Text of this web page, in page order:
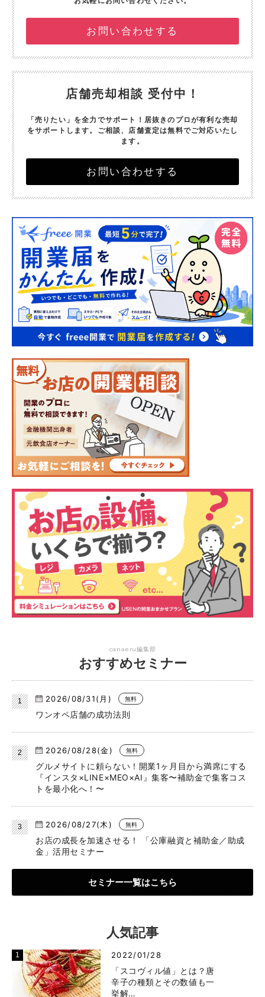
お問い合わせする
店舗売却相談 受付中！
「売りたい」を全力でサポート！ 居抜きのプロが有利な売却
をサポートします。 ご相談、店舗査定は無料でご対応いたし
ます。
お問い合わせする
canaeru編集部
おすすめセミナー
2026/08/31(月) 無料
ワンオペ店舗の成功法則
2026/08/28(金) 無料
グルメサイトに頼らない！開業1ヶ月目から満席にする
『インスタ×LINE×MEO×AI』集客〜補助金で集客コス
トを最小化へ！〜
2026/08/27(木) 無料
お店の成長を加速させる！ 「公庫融資と補助金／助成
金」活用セミナー
セミナー一覧はこちら
人気記事
2022/01/28
「スコヴィル値」とは？唐
辛子の種類とその数値も一
挙解…